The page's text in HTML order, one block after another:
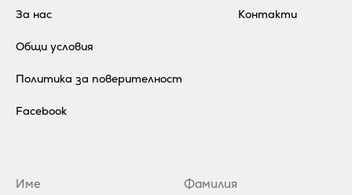
За нас
Общи условия
Политика за поверителност
Контакти
Facebook